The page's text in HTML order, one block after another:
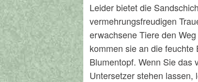
Leider bietet die
vermehrungsfreudigen
erwachsene Tiere den
kommen sie an die
Blumentopf. Wenn Sie das
Untersetzer stehen lassen,